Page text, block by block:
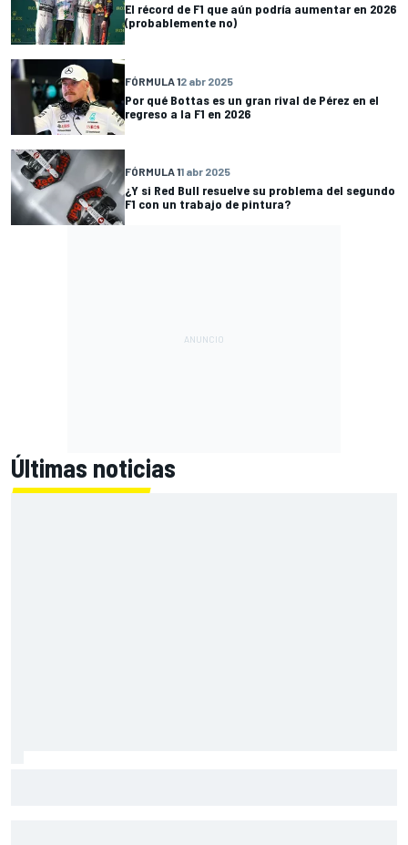
El récord de F1 que aún podría aumentar en 2026
(probablemente no)
FÓRMULA 12 abr 2025
Por qué Bottas es un gran rival de Pérez en el
regreso a la F1 en 2026
FÓRMULA 11 abr 2025
¿Y si Red Bull resuelve su problema del segundo
F1 con un trabajo de pintura?
Últimas noticias